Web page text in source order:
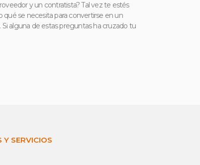
y un contratista? Tal vez te estés
qué se necesita para convertirse en un
Si alguna de estas preguntas ha cruzado tu
SERVICIOS